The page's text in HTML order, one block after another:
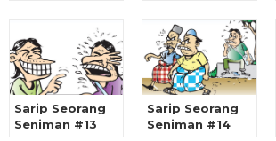
Sarip Seorang
Seniman #13
Sarip Seorang
Seniman #14